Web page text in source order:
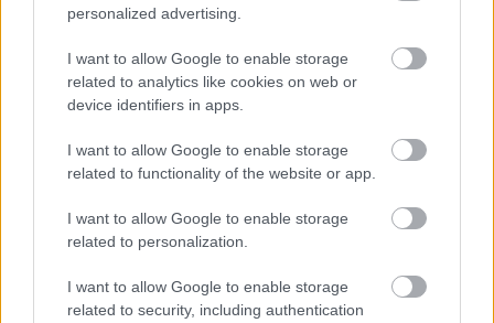
personalized advertising.
I want to allow Google to enable storage
related to analytics like cookies on web or
device identifiers in apps.
I want to allow Google to enable storage
related to functionality of the website or app.
I want to allow Google to enable storage
related to personalization.
I want to allow Google to enable storage
related to security, including authentication